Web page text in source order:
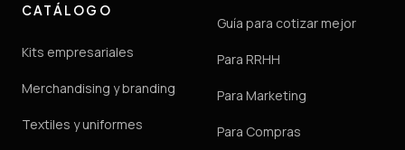
CATÁLOGO
Kits empresariales
Merchandising y branding
Textiles y uniformes
Guía para cotizar mejor
Para RRHH
Para Marketing
Para Compras